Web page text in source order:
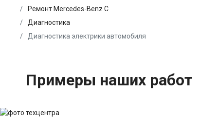
Ремонт Mercedes-Benz C
Диагностика
Диагностика электрики автомобиля
Примеры наших работ